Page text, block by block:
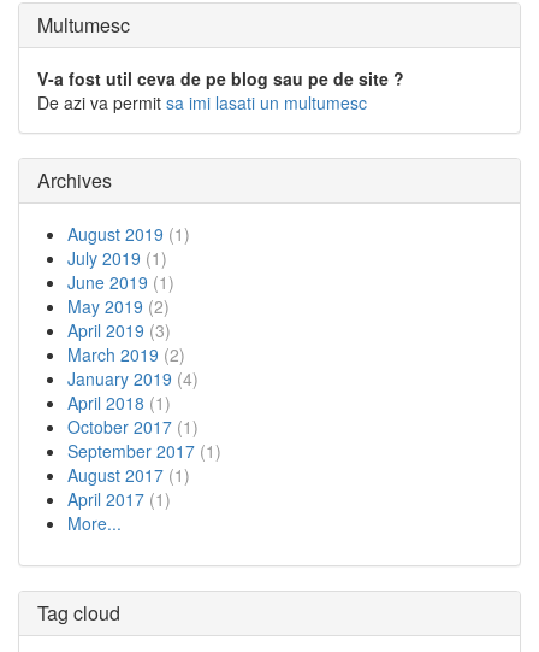
Multumesc
V-a fost util ceva de pe blog sau pe de site ?
De azi va permit sa imi lasati un multumesc
Archives
August 2019 (1)
July 2019 (1)
June 2019 (1)
May 2019 (2)
April 2019 (3)
March 2019 (2)
January 2019 (4)
April 2018 (1)
October 2017 (1)
September 2017 (1)
August 2017 (1)
April 2017 (1)
More...
Tag cloud